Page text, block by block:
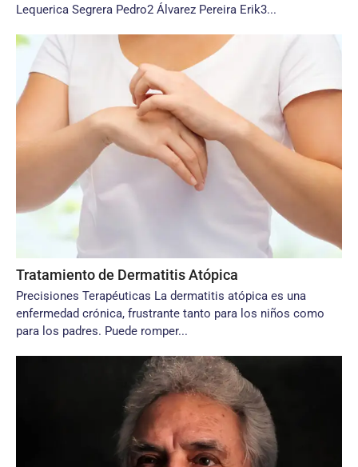
Lequerica Segrera Pedro2 Álvarez Pereira Erik3...
Tratamiento de Dermatitis Atópica
Precisiones Terapéuticas La dermatitis atópica es una
enfermedad crónica, frustrante tanto para los niños como
para los padres. Puede romper...